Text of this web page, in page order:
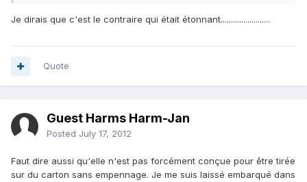
Je dirais que c'est le contraire qui était étonnant........................
Quote
Guest Harms Harm-Jan
Posted July 17, 2012
Faut dire aussi qu'elle n'est pas forcément conçue pour être tirée
sur du carton sans empennage. Je me suis laissé embarqué dans